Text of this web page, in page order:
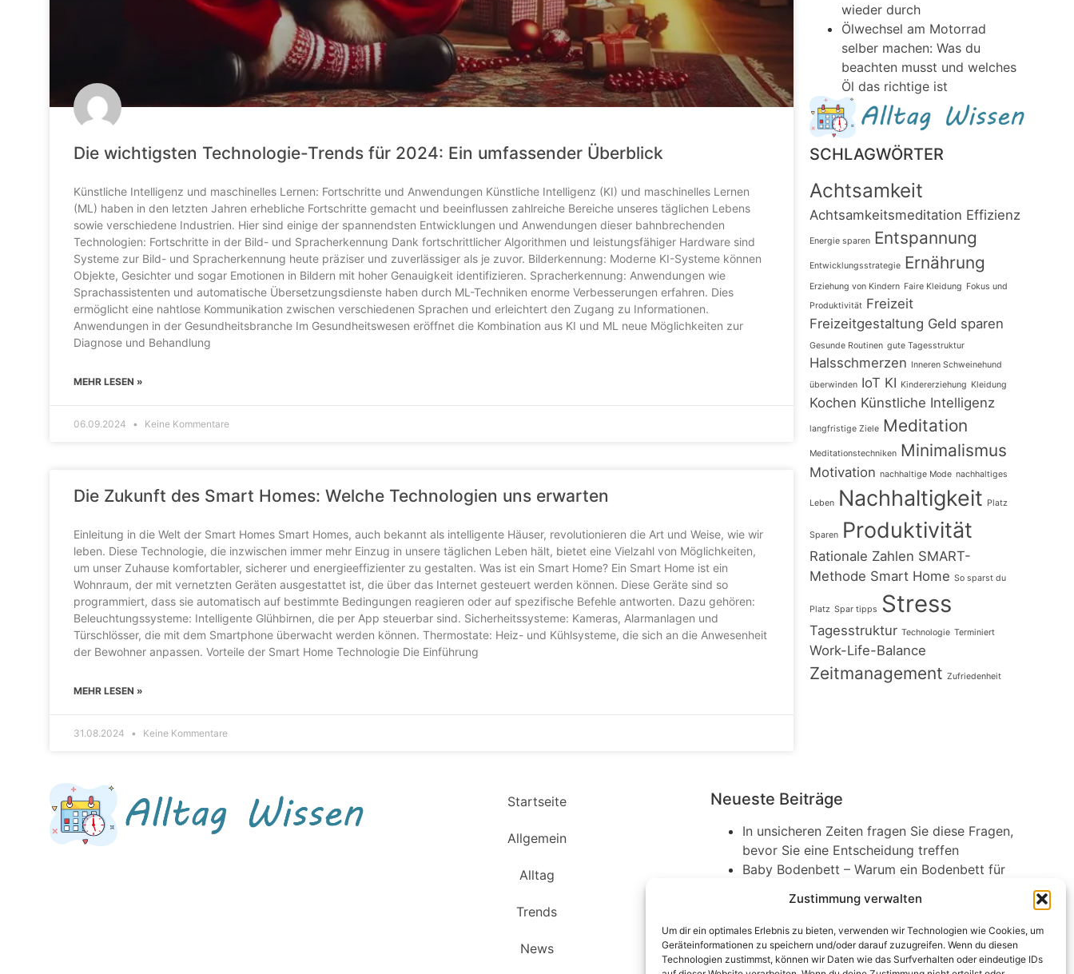
Zustimmung verwalten
Um dir ein optimales Erlebnis zu bieten, verwenden wir Technologien wie Cookies, um
Geräteinformationen zu speichern und/oder darauf zuzugreifen. Wenn du diesen
Technologien zustimmst, können wir Daten wie das Surfverhalten oder eindeutige IDs
Die wichtigsten Technologie-Trends für 2024: Ein umfassender Überblick
Künstliche Intelligenz und maschinelles Lernen: Fortschritte und Anwendungen Künstliche Intelligenz (KI) und maschinelles Lernen
(ML) haben in den letzten Jahren erhebliche Fortschritte gemacht und beeinflussen zahlreiche Bereiche unseres täglichen Lebens
sowie verschiedene Industrien. Hier sind einige der spannendsten Entwicklungen und Anwendungen dieser bahnbrechenden
Technologien: Fortschritte in der Bild- und Spracherkennung Dank fortschrittlicher Algorithmen und leistungsfähiger Hardware sind
Systeme zur Bild- und Spracherkennung heute präziser und zuverlässiger als je zuvor. Bilderkennung: Moderne KI-Systeme können
Objekte, Gesichter und sogar Emotionen in Bildern mit hoher Genauigkeit identifizieren. Spracherkennung: Anwendungen wie
Sprachassistenten und automatische Übersetzungsdienste haben durch ML-Techniken enorme Verbesserungen erfahren. Dies
ermöglicht eine nahtlose Kommunikation zwischen verschiedenen Sprachen und erleichtert den Zugang zu Informationen.
Anwendungen in der Gesundheitsbranche Im Gesundheitswesen eröffnet die Kombination aus KI und ML neue Möglichkeiten zur
Diagnose und Behandlung
MEHR LESEN »
06.09.2024 Keine Kommentare
Die Zukunft des Smart Homes: Welche Technologien uns erwarten
Einleitung in die Welt der Smart Homes Smart Homes, auch bekannt als intelligente Häuser, revolutionieren die Art und Weise, wie wir
leben. Diese Technologie, die inzwischen immer mehr Einzug in unsere täglichen Leben hält, bietet eine Vielzahl von Möglichkeiten,
um unser Zuhause komfortabler, sicherer und energieeffizienter zu gestalten. Was ist ein Smart Home? Ein Smart Home ist ein
Wohnraum, der mit vernetzten Geräten ausgestattet ist, die über das Internet gesteuert werden können. Diese Geräte sind so
programmiert, dass sie automatisch auf bestimmte Bedingungen reagieren oder auf spezifische Befehle antworten. Dazu gehören:
Beleuchtungssysteme: Intelligente Glühbirnen, die per App steuerbar sind. Sicherheitssysteme: Kameras, Alarmanlagen und
Türschlösser, die mit dem Smartphone überwacht werden können. Thermostate: Heiz- und Kühlsysteme, die sich an die Anwesenheit
der Bewohner anpassen. Vorteile der Smart Home Technologie Die Einführung
MEHR LESEN »
31.08.2024 Keine Kommentare
wieder durch
Ölwechsel am Motorrad
selber machen: Was du
beachten musst und welches
Öl das richtige ist
SCHLAGWÖRTER
Achtsamkeit
Achtsamkeitsmeditation Effizienz
Energie sparen Entspannung
Entwicklungsstrategie Ernährung
Erziehung von Kindern Faire Kleidung Fokus und
Produktivität Freizeit
Freizeitgestaltung Geld sparen
Gesunde Routinen gute Tagesstruktur
Halsschmerzen Inneren Schweinehund
überwinden IoT KI Kindererziehung Kleidung
Kochen Künstliche Intelligenz
langfristige Ziele Meditation
Meditationstechniken Minimalismus
Motivation nachhaltige Mode nachhaltiges
Leben Nachhaltigkeit Platz
Sparen Produktivität
Rationale Zahlen SMART-
Methode Smart Home So sparst du
Platz Spar tipps Stress
Tagesstruktur Technologie Terminiert
Work-Life-Balance
Zeitmanagement Zufriedenheit
Startseite
Allgemein
Alltag
Trends
News
Neueste Beiträge
In unsicheren Zeiten fragen Sie diese Fragen,
bevor Sie eine Entscheidung treffen
Baby Bodenbett – Warum ein Bodenbett für
Augenprobleme im Alter: Welche Symptome
sollten Sie kennen?
Was hilft gegen chronische Bronchitis? So
atmen Sie wieder durch